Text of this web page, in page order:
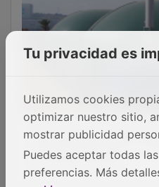
Guadalajara ante el
Tu privacidad es
Utilizamos cookies
optimizar nuestro sitio,
mostrar publicidad
Puedes aceptar todas
preferencias. Más